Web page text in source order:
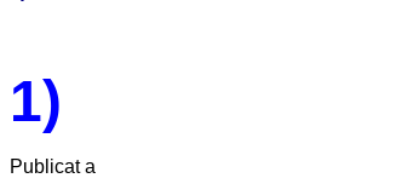
1)
Publicat a